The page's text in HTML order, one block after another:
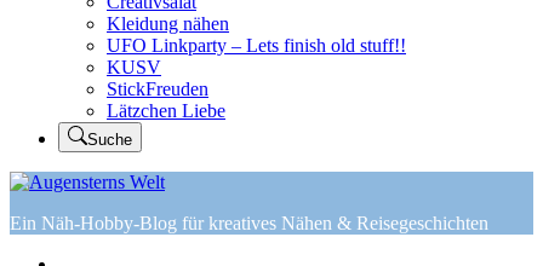
Kleidung nähen
UFO Linkparty – Lets finish old stuff!!
KUSV
StickFreuden
Lätzchen Liebe
Suche
Ein Näh-Hobby-Blog für kreatives Nähen & Reisegeschichten